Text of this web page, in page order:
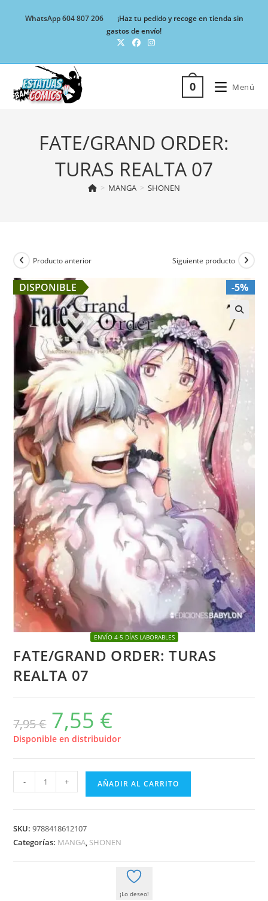
WhatsApp 604 807 206
¡Haz tu pedido y recoge en tienda sin
gastos de envío!
0 Menú
FATE/GRAND ORDER:
TURAS REALTA 07
> MANGA > SHONEN
Producto anterior Siguiente producto
DISPONIBLE -5%
ENVÍO 4-5 DÍAS LABORABLES
FATE/GRAND ORDER: TURAS
REALTA 07
7,95€
El
precio
original
era:
7,55 €
es:
Disponible en distribuidor
FATE/GRAND
ORDER:
07
- + AÑADIR AL CARRITO
SKU:9788418612107
Categorías: MANGA, SHONEN
¡Lo deseo!